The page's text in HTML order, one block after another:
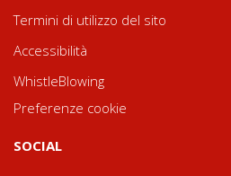
Termini di utilizzo del sito
Accessibilità
WhistleBlowing
Preferenze cookie
SOCIAL